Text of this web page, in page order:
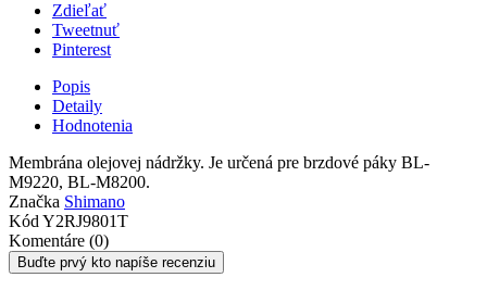
Zdieľať
Tweetnuť
Pinterest
Popis
Detaily
Hodnotenia
Membrána olejovej nádržky. Je určená pre brzdové páky BL-
M9220, BL-M8200.
Značka Shimano
KódY2RJ9801T
Komentáre (0)
Buďte prvý kto napíše recenziu